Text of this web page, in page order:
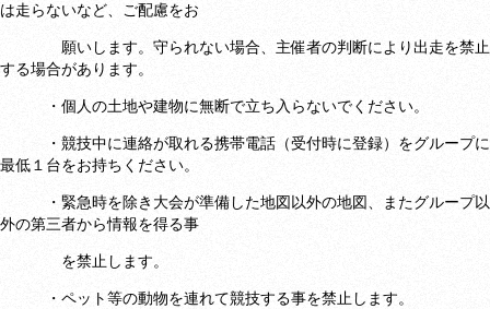
は走らないなど、ご配慮をお
願いします。守られない場合、主催者の判断により出走を禁止
する場合があります。
・個人の土地や建物に無断で立ち入らないでください。
・競技中に連絡が取れる携帯電話（受付時に登録）をグループに
最低１台をお持ちください。
・緊急時を除き大会が準備した地図以外の地図、またグループ以
外の第三者から情報を得る事
を禁止します。
・ペット等の動物を連れて競技する事を禁止します。